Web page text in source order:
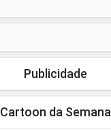
Publicidade
Cartoon da Semana